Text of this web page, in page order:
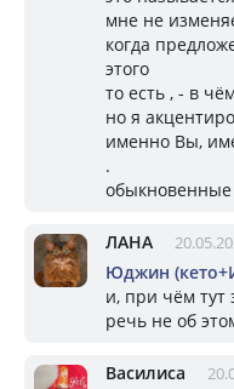
мне не
когда
этого
то есть , - в
но я
именно Вы,
.
обыкновенные
ЛАНА
Юджин
и, при чём тут
речь не об
Василиса